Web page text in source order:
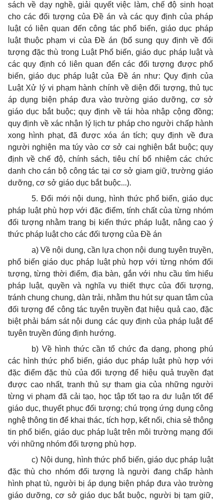
sách về dạy nghề, giải quyết việc làm, chế độ sinh hoạt
cho các đối tượng của Đề án và các quy định của pháp
luật có liên quan đến công tác phổ biến, giáo dục pháp
luật thuộc phạm vi của Đề án (bổ sung quy định về đối
tượng đặc thù trong Luật Phổ biến, giáo dục pháp luật và
các quy định có liên quan đến các đối tượng được phổ
biến, giáo dục pháp luật của Đề án như: Quy định của
Luật Xử lý vi phạm hành chính về diện đối tượng, thủ tục
áp dụng biện pháp đưa vào trường giáo dưỡng, cơ sở
giáo dục bắt buộc; quy định về tái hòa nhập cộng đồng;
quy định về xác nhận lý lịch tư pháp cho người chấp hành
xong hình phạt, đã được xóa án tích; quy định về đưa
người nghiện ma túy vào cơ sở cai nghiện bắt buộc; quy
định về chế độ, chính sách, tiêu chí bổ nhiệm các chức
danh cho cán bộ công tác tại cơ sở giam giữ, trường giáo
dưỡng, cơ sở giáo dục bắt buộc...).
5. Đổi mới nội dung, hình thức phổ biến, giáo dục
pháp luật phù hợp với đặc điểm, tính chất của từng nhóm
đối tượng nhằm trang bị kiến thức pháp luật, nâng cao ý
thức pháp luật cho các đối tượng của Đề án
a) Về nội dung, cần lựa chọn nội dung tuyên truyền,
phổ biến giáo dục pháp luật phù hợp với từng nhóm đối
tượng, từng thời điểm, địa bàn, gắn với nhu cầu tìm hiểu
pháp luật, quyền và nghĩa vụ thiết thực của đối tượng,
tránh chung chung, dàn trải, nhằm thu hút sự quan tâm của
đối tượng để công tác tuyên truyền đạt hiệu quả cao, đặc
biệt phải bám sát nội dung các quy định của pháp luật để
tuyên truyền đúng định hướng.
b) Về hình thức cần tổ chức đa dạng, phong phú
các hình thức phổ biến, giáo dục pháp luật phù hợp với
đặc điểm đặc thù của đối tượng để hiệu quả truyền đạt
được cao nhất, tranh thủ sự tham gia của những người
từng vi phạm đã cải tạo, học tập tốt tạo ra dư luận tốt để
giáo dục, thuyết phục đối tượng; chú trọng ứng dụng công
nghệ thông tin để khai thác, tích hợp, kết nối, chia sẻ thông
tin phổ biến, giáo dục pháp luật trên môi trường mạng đối
với những nhóm đối tượng phù hợp.
c) Nội dung, hình thức phổ biến, giáo dục pháp luật
đặc thù cho nhóm đối tượng là người đang chấp hành
hình phạt tù, người bị áp dụng biện pháp đưa vào trường
giáo dưỡng, cơ sở giáo dục bắt buộc, người bị tạm giữ,